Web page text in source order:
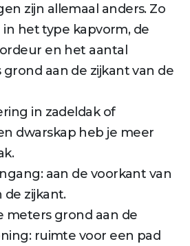
zijn allemaal anders. Zo
in het type kapvorm, de
en het aantal
aan de zijkant van de
in zadeldak of
dwarskap heb je meer
aan de voorkant van
de zijkant.
meters grond aan de
ruimte voor een pad